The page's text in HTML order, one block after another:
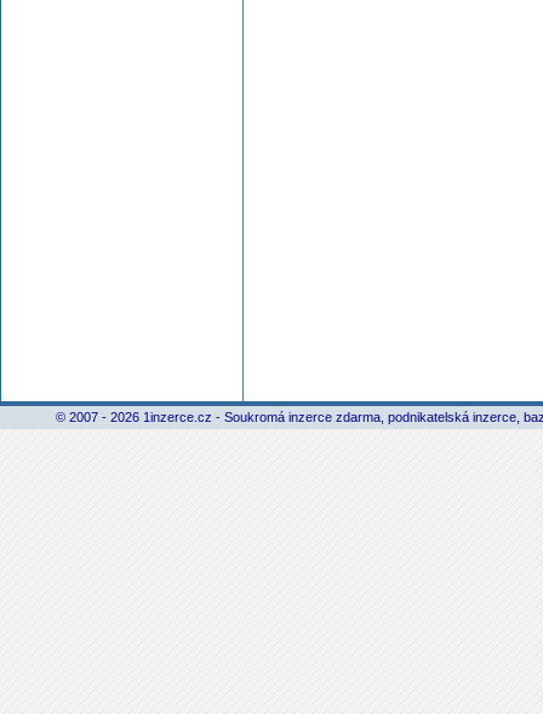
© 2007 - 2026 1inzerce.cz - Soukromá inzerce zdarma, podnikatelská inzerce,